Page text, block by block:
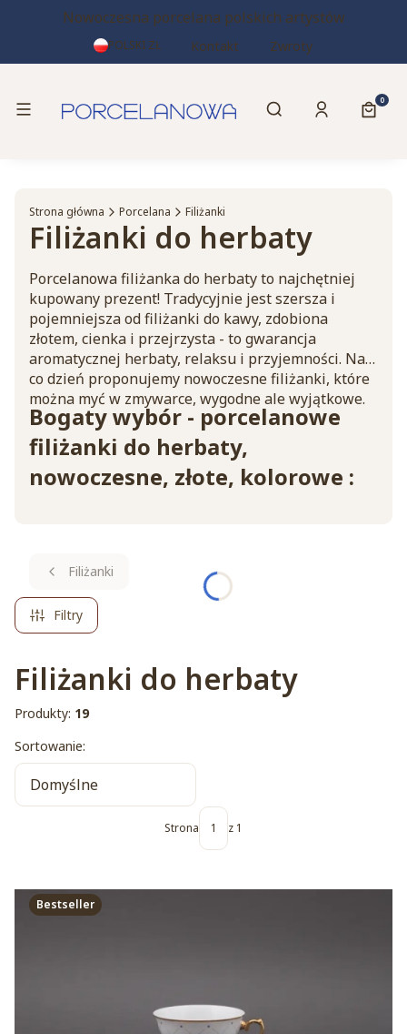
Nowoczesna porcelana polskich artystów
POLSKI ZŁ Kontakt Zwroty
Menu Otwórz
Szukaj Zaloguj się
Strona główna Porcelana Filiżanki
Filiżanki do herbaty
Porcelanowa filiżanka do herbaty to najchętniej
kupowany prezent! Tradycyjnie jest szersza i
pojemniejsza od filiżanki do kawy, zdobiona
złotem, cienka i przejrzysta - to gwarancja
aromatycznej herbaty, relaksu i przyjemności. Na
co dzień proponujemy nowoczesne filiżanki, które
można myć w zmywarce, wygodne ale wyjątkowe.
Bogaty wybór - porcelanowe
filiżanki do herbaty,
nowoczesne, złote, kolorowe :
Filiżanki
Filtry
Filiżanki do herbaty
Produkty: 19
Lista produktów
Sortowanie:
Domyślne
Strona z 1
Bestseller